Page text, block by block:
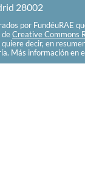
28002
por FundéuRAE
de Creative Commons
quiere decir, en
Más información en